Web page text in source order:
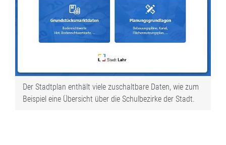
Der Stadtplan enthält viele zuschaltbare Daten, wie zum
Beispiel eine Übersicht über die Schulbezirke der Stadt.